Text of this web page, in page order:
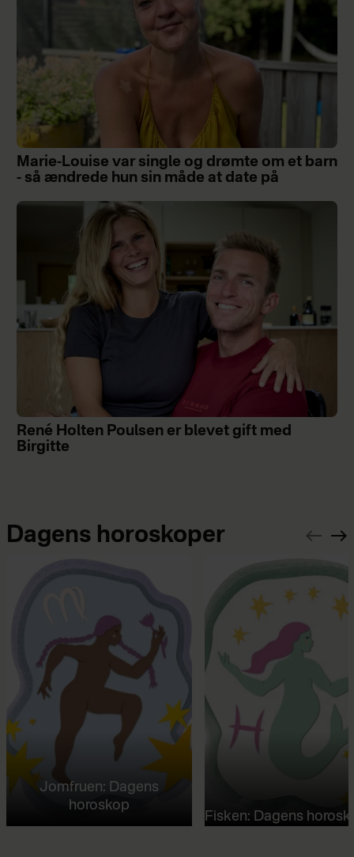
Marie-Louise var single og drømte om et barn
- så ændrede hun sin måde at date på
René Holten Poulsen er blevet gift med
Birgitte
Dagens horoskoper
Jomfruen: Dagens
horoskop
Fisken: Dagens